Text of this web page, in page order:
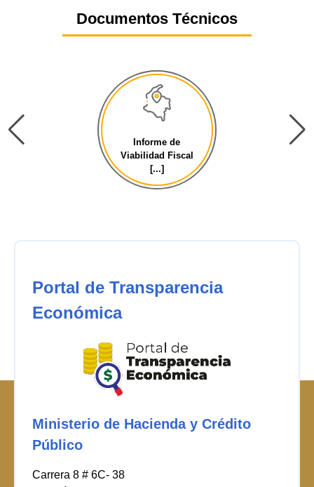
Documentos Técnicos
Informe de
Viabilidad Fiscal
[...]
Portal de Transparencia
Económica
Ministerio de Hacienda y Crédito
Público
Carrera 8 # 6C- 38